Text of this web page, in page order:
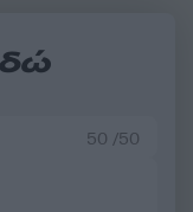
50 /50